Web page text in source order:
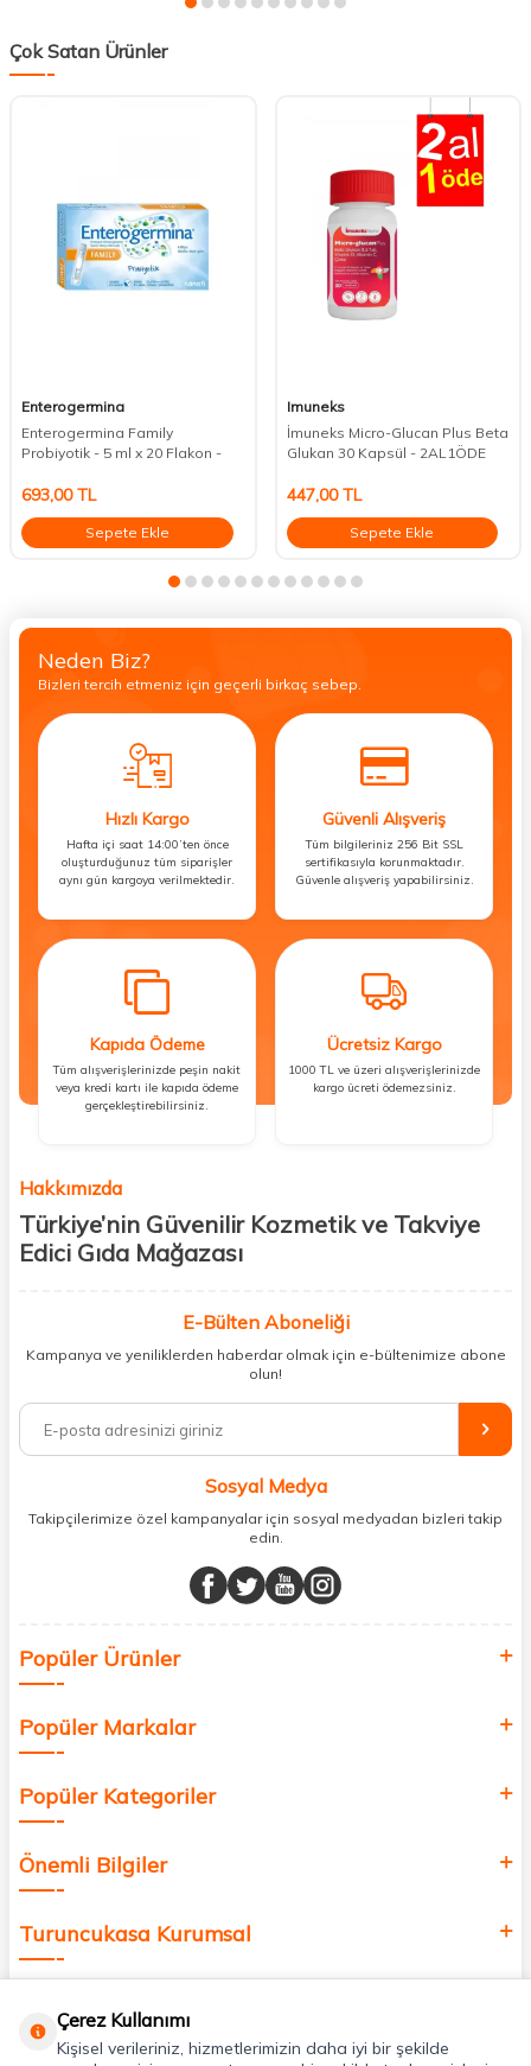
Çok Satan Ürünler
Enterogermina
Enterogermina Family
Probiyotik - 5 ml x 20 Flakon -
693,00TL
Sepete Ekle
Imuneks
İmuneks Micro-Glucan Plus Beta
Glukan 30 Kapsül - 2AL1ÖDE
447,00TL
Sepete Ekle
Neden Biz?
Bizleri tercih etmeniz için geçerli birkaç sebep.
Hızlı Kargo
Hafta içi saat 14:00’ten önce
oluşturduğunuz tüm siparişler
aynı gün kargoya verilmektedir.
Güvenli Alışveriş
Tüm bilgileriniz 256 Bit SSL
sertifikasıyla korunmaktadır.
Güvenle alışveriş yapabilirsiniz.
Kapıda Ödeme
Tüm alışverişlerinizde peşin nakit
veya kredi kartı ile kapıda ödeme
gerçekleştirebilirsiniz.
Ücretsiz Kargo
1000 TL ve üzeri alışverişlerinizde
kargo ücreti ödemezsiniz.
Hakkımızda
Türkiye’nin Güvenilir Kozmetik ve Takviye
Edici Gıda Mağazası
kişisel bakım hem de takviye edici gıda ürünlerini sizlerle
buluşturuyoruz. Artık mağaza mağaza dolaşmanıza gerek yok;
ihtiyacınız olan her şeyi tek bir çatı altında topluyor ve kapınıza kadar
%100 orijinal kozmetik ve sağlık ürünleriyle güzelliğinizi tamamlayabilir,
vücudunuzu desteklemek için güvenilir takviye edici gıdalara
minerallere kadar binlerce ürünü uygun fiyat ve hızlı kargo avantajıyla
sunuyoruz.
buluşturuyor ve online alışveriş deneyiminizi en iyi hale getiriyoruz.
Sağlık, güzellik ve iyi yaşam için aradığınız her şey burada!
değer katmak için bize katılın!
E-Bülten Aboneliği
Kampanya ve yeniliklerden haberdar olmak için e-bültenimize abone
olun!
Sosyal Medya
Takipçilerimize özel kampanyalar için sosyal medyadan bizleri takip
edin.
Popüler Ürünler
Popüler Markalar
Popüler Kategoriler
Önemli Bilgiler
Turuncukasa Kurumsal
Çerez Kullanımı
Kişisel verileriniz, hizmetlerimizin daha iyi bir şekilde